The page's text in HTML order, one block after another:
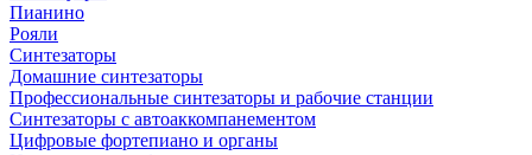
Пианино
Рояли
Синтезаторы
Домашние синтезаторы
Профессиональные синтезаторы и рабочие станции
Синтезаторы с автоаккомпанементом
Цифровые фортепиано и органы